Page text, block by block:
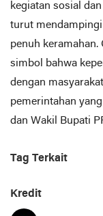
kegiatan sosial
turut
penuh
simbol bahwa
dengan
pemerintahan
dan Wakil Bupati
Tag Terkait
Kredit